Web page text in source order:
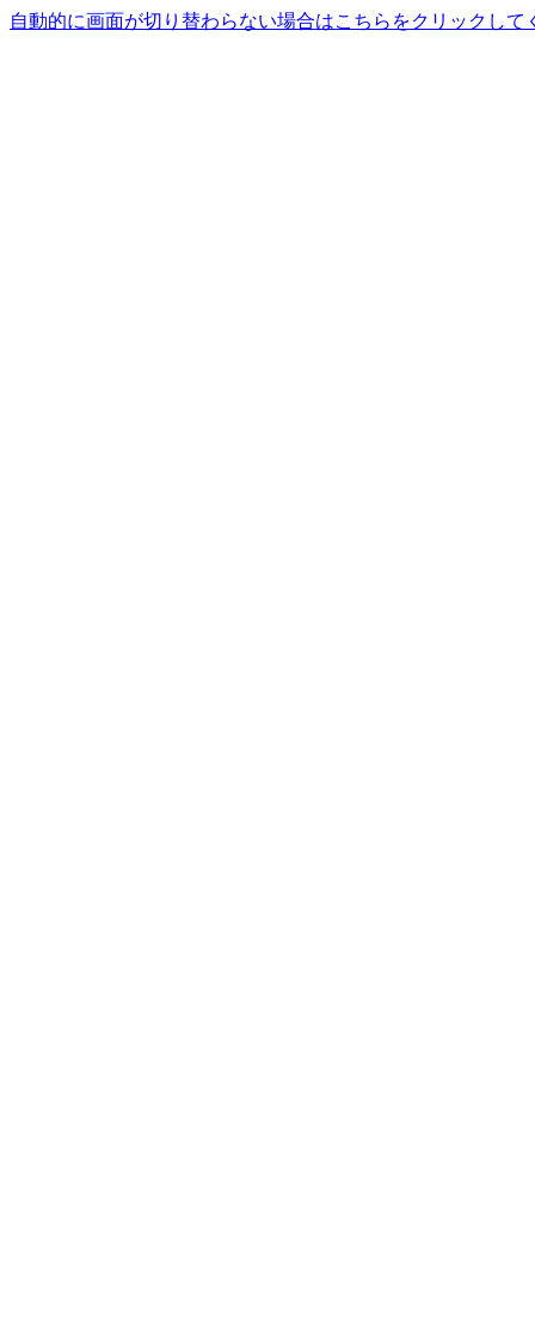
自動的に画面が切り替わらない場合はこちらをクリックして